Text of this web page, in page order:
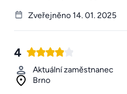
Zveřejněno 14. 01. 2025
4
Aktuální zaměstnanec
Brno